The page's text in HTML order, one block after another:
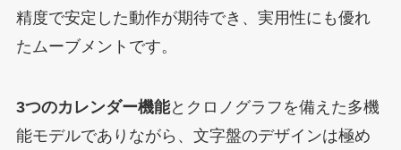
精度で安定した動作が期待でき、実用性にも優れ
たムーブメントです。
3つのカレンダー機能とクロノグラフを備えた多機
能モデルでありながら、文字盤のデザインは極め